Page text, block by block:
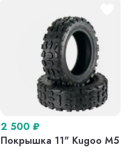
2 500 ₽
Покрышка 11" Kugoo M5